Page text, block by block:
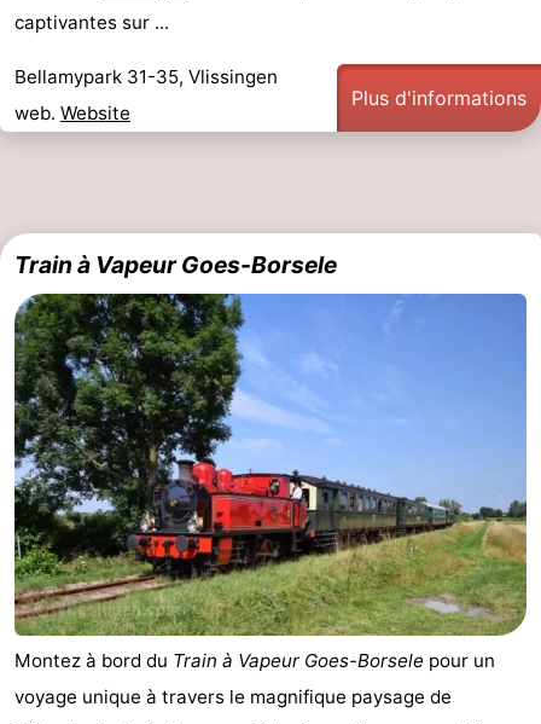
captivantes sur ...
Bellamypark 31-35, Vlissingen
web. Website
Plus d'informations
Train à Vapeur Goes-Borsele
Montez à bord du Train à Vapeur Goes-Borsele pour un
voyage unique à travers le magnifique paysage de